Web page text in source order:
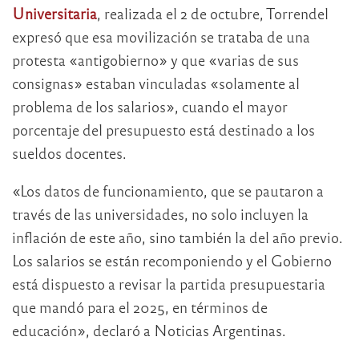
Universitaria, realizada el 2 de octubre, Torrendel
expresó que esa movilización se trataba de una
protesta «antigobierno» y que «varias de sus
consignas» estaban vinculadas «solamente al
problema de los salarios», cuando el mayor
porcentaje del presupuesto está destinado a los
sueldos docentes.
«Los datos de funcionamiento, que se pautaron a
través de las universidades, no solo incluyen la
inflación de este año, sino también la del año previo.
Los salarios se están recomponiendo y el Gobierno
está dispuesto a revisar la partida presupuestaria
que mandó para el 2025, en términos de
educación», declaró a Noticias Argentinas.